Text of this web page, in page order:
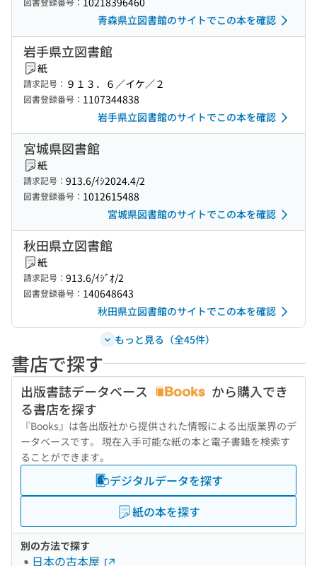
青森県立図書館のサイトでこの本を確認
岩手県立図書館
紙
請求記号： ９１３．６／イケ／２
図書登録番号： 1107344838
岩手県立図書館のサイトでこの本を確認
宮城県図書館
紙
請求記号： 913.6/ｲｼ2024.4/2
図書登録番号： 1012615488
宮城県図書館のサイトでこの本を確認
秋田県立図書館
紙
請求記号： 913.6/ｲｼﾞｵ/2
図書登録番号： 140648643
秋田県立図書館のサイトでこの本を確認
もっと見る（全45件）
書店で探す
出版書誌データベース
から購入でき
る書店を探す
『Books』は各出版社から提供された情報による出版業界のデ
ータベースです。 現在入手可能な紙の本と電子書籍を検索す
ることができます。
デジタルデータを探す
紙の本を探す
別の方法で探す
日本の古本屋